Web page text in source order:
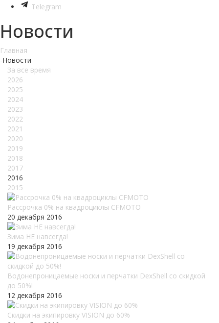
Telegram
Новости
Главная
-Новости
За все время
2026
2025
2024
2023
2022
2021
2020
2019
2018
2017
2016
2015
Рассрочка 0% на квадроциклы CFMOTO
20 декабря 2016
Зима НЕ навсегда!
19 декабря 2016
Водонепроницаемые носки и перчатки DexShell со скидкой
до 50%!
12 декабря 2016
Скидки на экипировку VISION до 60%